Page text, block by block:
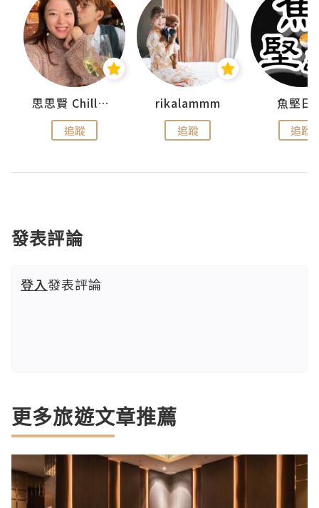
思思賢 ChillMyBabe
追蹤
rikalammm
追蹤
魚堅日
追蹤
發表評論
登入發表評論
更多旅遊文章推薦